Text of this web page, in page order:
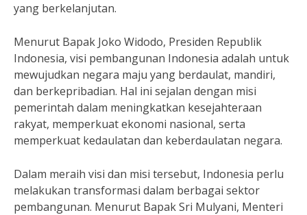
yang berkelanjutan.
Menurut Bapak Joko Widodo, Presiden Republik
Indonesia, visi pembangunan Indonesia adalah untuk
mewujudkan negara maju yang berdaulat, mandiri,
dan berkepribadian. Hal ini sejalan dengan misi
pemerintah dalam meningkatkan kesejahteraan
rakyat, memperkuat ekonomi nasional, serta
memperkuat kedaulatan dan keberdaulatan negara.
Dalam meraih visi dan misi tersebut, Indonesia perlu
melakukan transformasi dalam berbagai sektor
pembangunan. Menurut Bapak Sri Mulyani, Menteri